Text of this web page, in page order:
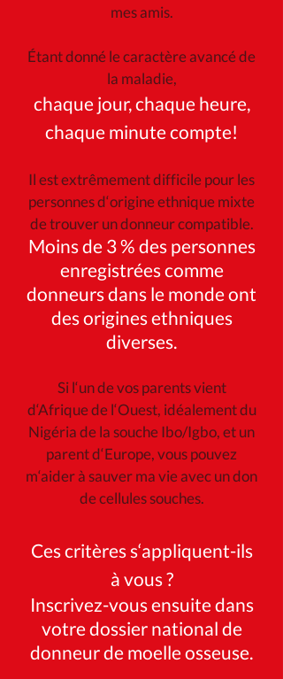
mes amis.
Étant donné le caractère avancé de
la maladie,
chaque jour, chaque heure,
chaque minute compte!
Il est extrêmement difficile pour les
personnes d‘origine ethnique mixte
de trouver un donneur compatible.
Moins de 3 % des personnes
enregistrées comme
donneurs dans le monde ont
des origines ethniques
diverses.
Si l‘un de vos parents vient
d‘Afrique de l‘Ouest, idéalement du
Nigéria de la souche Ibo/Igbo, et un
parent d‘Europe, vous pouvez
m‘aider à sauver ma vie avec un don
de cellules souches.
Ces critères s‘appliquent-ils
à vous ?
Inscrivez-vous ensuite dans
votre dossier national de
donneur de moelle osseuse.